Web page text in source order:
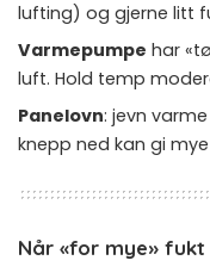
lufting) og gjerne litt
Varmepumpe har
luft. Hold temp
Panelovn: jevn
knepp ned kan gi
Når «for mye»